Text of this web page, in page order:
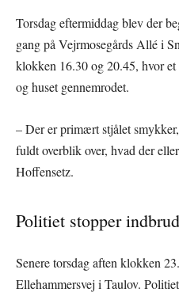
Torsdag eftermiddag blev der
gang på Vejrmosegårds Allé i
klokken 16.30 og 20.45, hvor
og huset gennemrodet.
– Der er primært stjålet
fuldt overblik over, hvad der
Hoffensetz.
Politiet stopper
Senere torsdag aften klokken
Ellehammersvej i Taulov.